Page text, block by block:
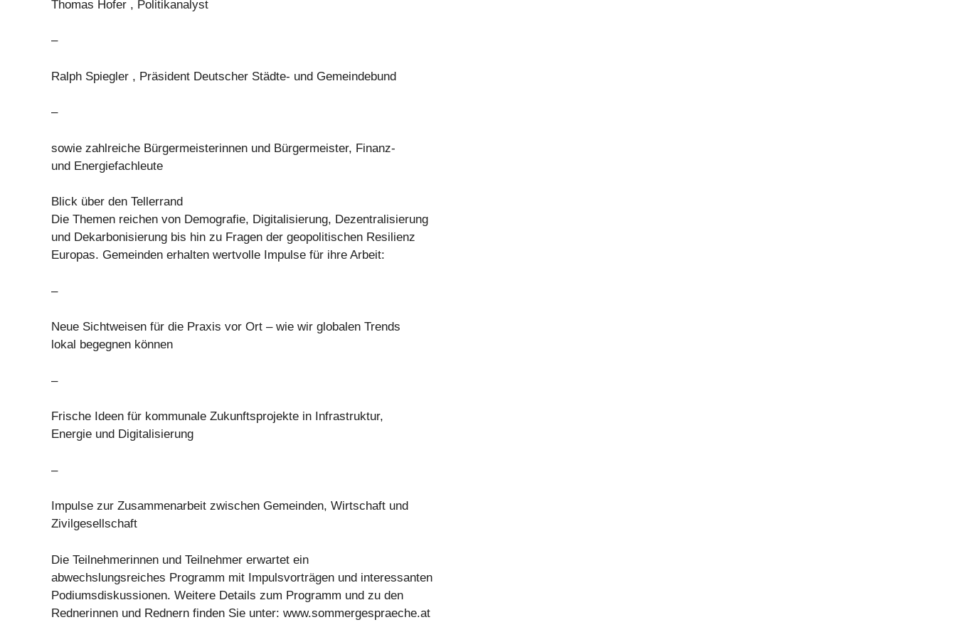
Thomas Hofer , Politikanalyst
–
Ralph Spiegler , Präsident Deutscher Städte- und Gemeindebund
–
sowie zahlreiche Bürgermeisterinnen und Bürgermeister, Finanz-
und Energiefachleute
Blick über den Tellerrand
Die Themen reichen von Demografie, Digitalisierung, Dezentralisierung
und Dekarbonisierung bis hin zu Fragen der geopolitischen Resilienz
Europas. Gemeinden erhalten wertvolle Impulse für ihre Arbeit:
–
Neue Sichtweisen für die Praxis vor Ort – wie wir globalen Trends
lokal begegnen können
–
Frische Ideen für kommunale Zukunftsprojekte in Infrastruktur,
Energie und Digitalisierung
–
Impulse zur Zusammenarbeit zwischen Gemeinden, Wirtschaft und
Zivilgesellschaft
Die Teilnehmerinnen und Teilnehmer erwartet ein
abwechslungsreiches Programm mit Impulsvorträgen und interessanten
Podiumsdiskussionen. Weitere Details zum Programm und zu den
Rednerinnen und Rednern finden Sie unter: www.sommergespraeche.at